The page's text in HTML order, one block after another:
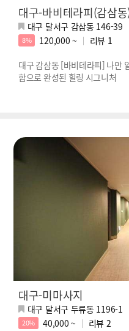
대구-바비테라피(감삼
대구 달서구 감삼동 146-39
8% 120,000 ~ 리뷰 1
대구 감삼동 [바비테라피] 나만
함으로 완성된 힐링 시그니처
대구-미마사지
대구 달서구 두류동 1196-1
20% 40,000 ~ 리뷰 2